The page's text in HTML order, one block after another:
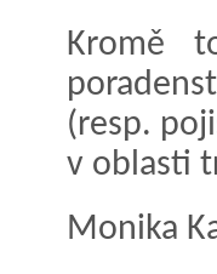
Kromě
(resp.
v oblasti
Monika